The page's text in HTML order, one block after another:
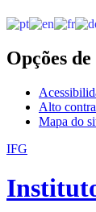
Opções
Alto
Mapa do
IFG